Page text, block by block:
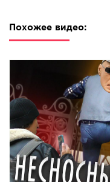
Похожее видео: